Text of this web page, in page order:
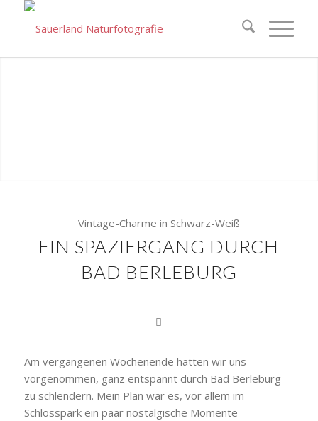
Vintage-Charme in Schwarz-Weiß
EIN SPAZIERGANG DURCH
BAD BERLEBURG
Am vergangenen Wochenende hatten wir uns
vorgenommen, ganz entspannt durch Bad Berleburg
zu schlendern. Mein Plan war es, vor allem im
Schlosspark ein paar nostalgische Momente